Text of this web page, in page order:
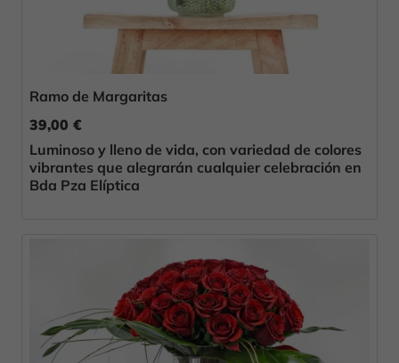
Ramo de Margaritas
39,00 €
Luminoso y lleno de vida, con variedad de colores
vibrantes que alegrarán cualquier celebración en
Bda Pza Elíptica